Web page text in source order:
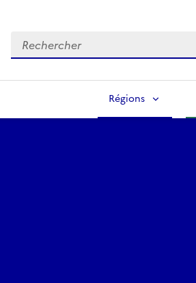
Rechercher
Régions